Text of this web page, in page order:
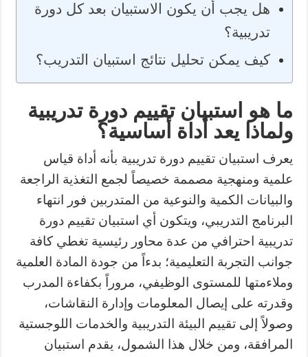
هل يجب أن يكون الاستبيان بعد كل دورة
تدريبية؟
كيف يمكن تحليل نتائج استبيان التدريب؟
ما هو استبيان تقييم دورة تدريبية
ولماذا يعد أداة أساسية؟
يعرف استبيان تقييم دورة تدريبية بأنه أداة قياس
علمية ومنهجية مصممة خصيصاً لجمع التغذية الراجعة
والبيانات الكمية والنوعية من المتدربين فور انتهاء
البرنامج التدريبي، ويتكون أي استبيان تقييم دورة
تدريبية احترافي من عدة محاور رئيسية تغطي كافة
جوانب التجربة التعليمية؛ بدءاً من جودة المادة العلمية
وملاءمتها للمستوى الوظيفي، مروراً بكفاءة المدرب
وقدرته على إيصال المعلومات وإدارة النقاشات،
وصولاً إلى تقييم البيئة التدريبية والخدمات اللوجستية
المرافقة، ومن خلال هذا الشمول، يقدم استبيان